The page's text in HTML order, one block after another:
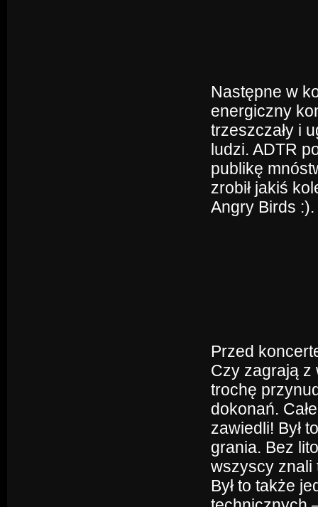
Następne w
energiczny
trzeszczały i
ludzi. ADTR
publikę
zrobił jakiś
Angry Birds :).
Przed
Czy zagrają z
trochę
dokonań.
zawiedli! Był
grania. Bez
wszyscy znali
Był to także